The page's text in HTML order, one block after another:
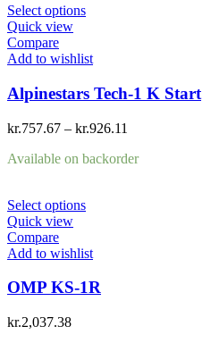
Select options
Quick view
Compare
Add to wishlist
Alpinestars Tech-1 K Start
kr.757.67 – kr.926.11
Available on backorder
Select options
Quick view
Compare
Add to wishlist
OMP KS-1R
kr.2,037.38